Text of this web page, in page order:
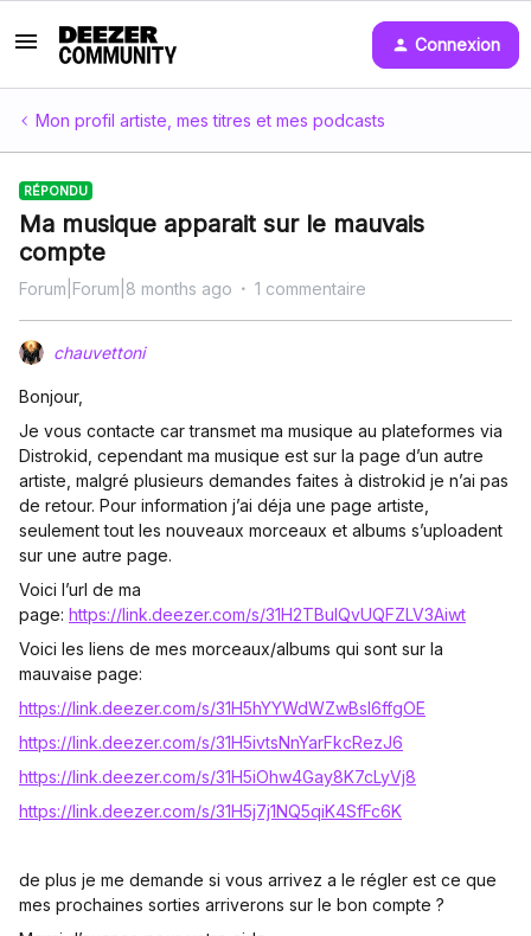
Connexion
Mon profil artiste, mes titres et mes podcasts
RÉPONDU
Ma musique apparait sur le mauvais
compte
Forum|Forum|8 months ago 1 commentaire
chauvettoni
Bonjour,
Je vous contacte car transmet ma musique au plateformes via
Distrokid, cependant ma musique est sur la page d’un autre
artiste, malgré plusieurs demandes faites à distrokid je n’ai pas
de retour. Pour information j’ai déja une page artiste,
seulement tout les nouveaux morceaux et albums s’uploadent
sur une autre page.
Voici l’url de ma
page: https://link.deezer.com/s/31H2TBulQvUQFZLV3Aiwt
Voici les liens de mes morceaux/albums qui sont sur la
mauvaise page:
https://link.deezer.com/s/31H5hYYWdWZwBsI6ffgOE
https://link.deezer.com/s/31H5ivtsNnYarFkcRezJ6
https://link.deezer.com/s/31H5iOhw4Gay8K7cLyVj8
https://link.deezer.com/s/31H5j7j1NQ5qiK4SfFc6K
de plus je me demande si vous arrivez a le régler est ce que
mes prochaines sorties arriverons sur le bon compte ?